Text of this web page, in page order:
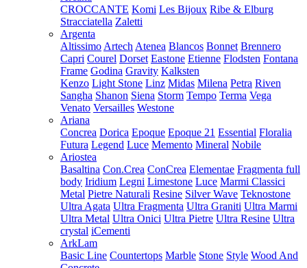
CROCCANTE Komi Les Bijoux Ribe & Elburg
Stracciatella Zaletti
Argenta
Altissimo Artech Atenea Blancos Bonnet Brennero
Capri Courel Dorset Eastone Etienne Flodsten Fontana
Frame Godina Gravity Kalksten
Kenzo Light Stone Linz Midas Milena Petra Riven
Sangha Shanon Siena Storm Tempo Terma Vega
Venato Versailles Westone
Ariana
Concrea Dorica Epoque Epoque 21 Essential Floralia
Futura Legend Luce Memento Mineral Nobile
Ariostea
Basaltina Con.Crea ConCrea Elementae Fragmenta full
body Iridium Legni Limestone Luce Marmi Classici
Metal Pietre Naturali Resine Silver Wave Teknostone
Ultra Agata Ultra Fragmenta Ultra Graniti Ultra Marmi
Ultra Metal Ultra Onici Ultra Pietre Ultra Resine Ultra
crystal iCementi
ArkLam
Basic Line Countertops Marble Stone Style Wood And